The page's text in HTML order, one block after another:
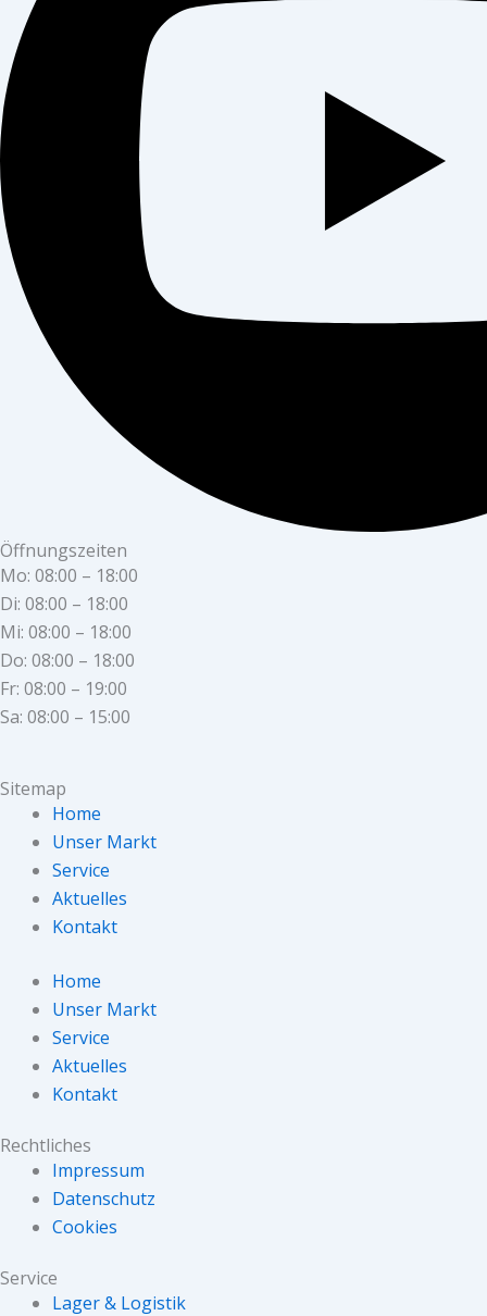
Öffnungszeiten
Mo: 08:00 – 18:00
Di: 08:00 – 18:00
Mi: 08:00 – 18:00
Do: 08:00 – 18:00
Fr: 08:00 – 19:00
Sa: 08:00 – 15:00
Sitemap
Home
Unser Markt
Service
Aktuelles
Kontakt
Home
Unser Markt
Service
Aktuelles
Kontakt
Rechtliches
Impressum
Datenschutz
Cookies
Service
Lager & Logistik